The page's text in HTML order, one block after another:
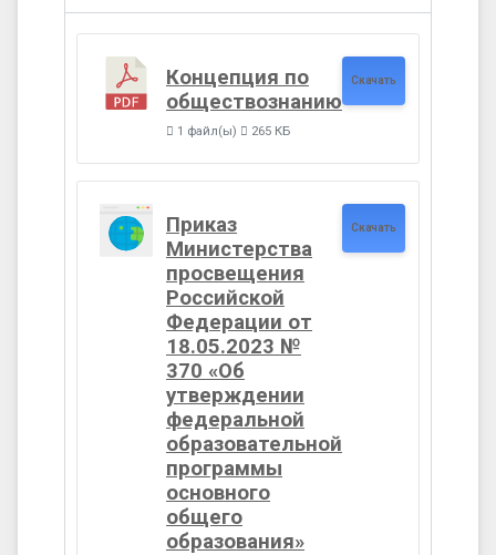
Концепция по
обществознанию
1 файл(ы) 265 КБ
Скачать
Приказ
Министерства
просвещения
Российской
Федерации от
18.05.2023 №
370 «Об
утверждении
федеральной
образовательной
программы
основного
общего
образования»
Скачать